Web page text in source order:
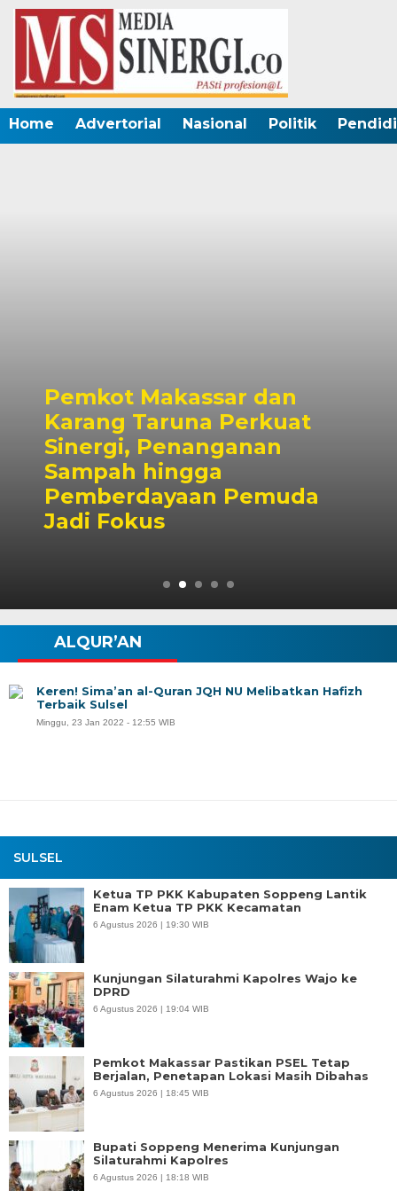
Home Advertorial Nasional Politik
Dubes Singapura
Wali Kota Munafri,
Kolaborasi Pelatihan
hingga Masyarakat
SULSEL
Ketua TP PKK Kabupaten Soppeng Lantik
Enam Ketua TP PKK Kecamatan
6 Agustus 2026 | 19:30 WIB
Kunjungan Silaturahmi Kapolres Wajo ke
DPRD
6 Agustus 2026 | 19:04 WIB
Pemkot Makassar Pastikan PSEL Tetap
Berjalan, Penetapan Lokasi Masih Dibahas
6 Agustus 2026 | 18:45 WIB
Bupati Soppeng Menerima Kunjungan
Silaturahmi Kapolres
6 Agustus 2026 | 18:18 WIB
ALQUR’AN
Keren! Sima’an al-Quran JQH NU Melibatkan Hafizh
Terbaik Sulsel
Minggu, 23 Jan 2022 - 12:55 WIB